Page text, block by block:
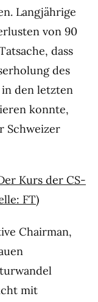
Langjährige
von 90
dass
des
den letzten
konnte,
Schweizer
Kurs der CS-
FT)
Chairman,
mit